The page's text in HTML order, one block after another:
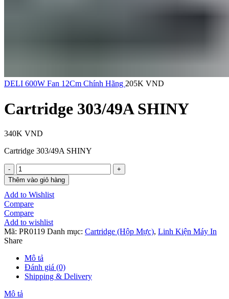
DELI 600W Fan 12Cm Chính Hãng 205K VND
Cartridge 303/49A SHINY
340K VND
Cartridge 303/49A SHINY
Cartridge
303/49A
SHINY
số
lượng
Thêm vào giỏ hàng
Add to Wishlist
Compare
Compare
Add to wishlist
Mã: PR0119 Danh mục: Cartridge (Hộp Mực), Linh Kiện Máy In
Share
Mô tả
Đánh giá (0)
Shipping & Delivery
Mô tả